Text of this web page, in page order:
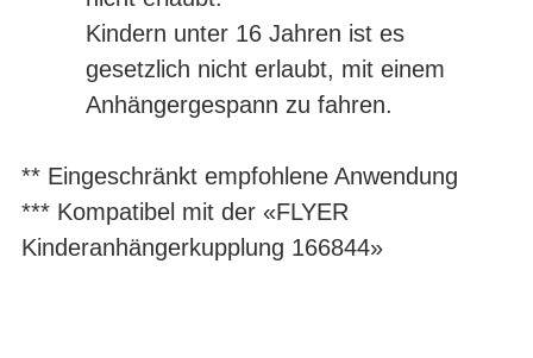
Kindern unter 16 Jahren ist es
gesetzlich nicht erlaubt, mit einem
Anhängergespann zu fahren.
** Eingeschränkt empfohlene Anwendung
*** Kompatibel mit der «FLYER
Kinderanhängerkupplung 166844»